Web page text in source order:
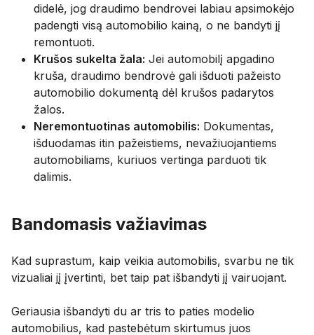
didelė, jog draudimo bendrovei labiau apsimokėjo
padengti visą automobilio kainą, o ne bandyti jį
remontuoti.
Krušos sukelta žala: Jei automobilį apgadino
kruša, draudimo bendrovė gali išduoti pažeisto
automobilio dokumentą dėl krušos padarytos
žalos.
Neremontuotinas automobilis: Dokumentas,
išduodamas itin pažeistiems, nevažiuojantiems
automobiliams, kuriuos vertinga parduoti tik
dalimis.
Bandomasis važiavimas
Kad suprastum, kaip veikia automobilis, svarbu ne tik
vizualiai jį įvertinti, bet taip pat išbandyti jį vairuojant.
Geriausia išbandyti du ar tris to paties modelio
automobilius, kad pastebėtum skirtumus juos